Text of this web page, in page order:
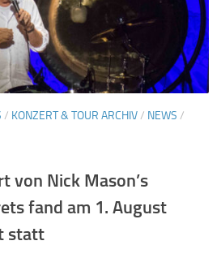
/ KONZERT & TOUR ARCHIV/ NEWS /
von Nick Mason’s
fand am 1. August
statt